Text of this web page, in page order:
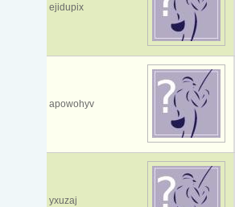
ejidupix
apowohyv
yxuzaj